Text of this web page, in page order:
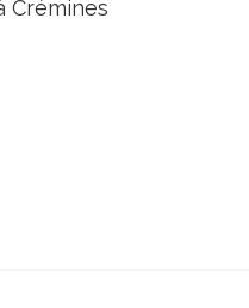
Crémines